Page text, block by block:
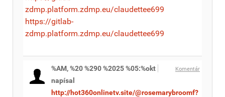
zdmp.platform.zdmp.eu/claudettee699
https://gitlab-
zdmp.platform.zdmp.eu/claudettee699
Komentár
%AM, %20 %290 %2025 %05:%okt
napísal
http://hot360onlinetv.site/@rosemarybroomf?